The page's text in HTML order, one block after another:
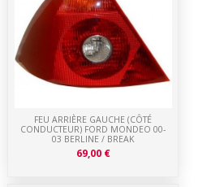
FEU ARRIÈRE GAUCHE (CÔTÉ
CONDUCTEUR) FORD MONDEO 00-
03 BERLINE / BREAK
69,00 €